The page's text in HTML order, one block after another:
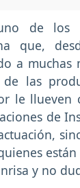
de los
que,
a muchas
las
le llueven
de
y no